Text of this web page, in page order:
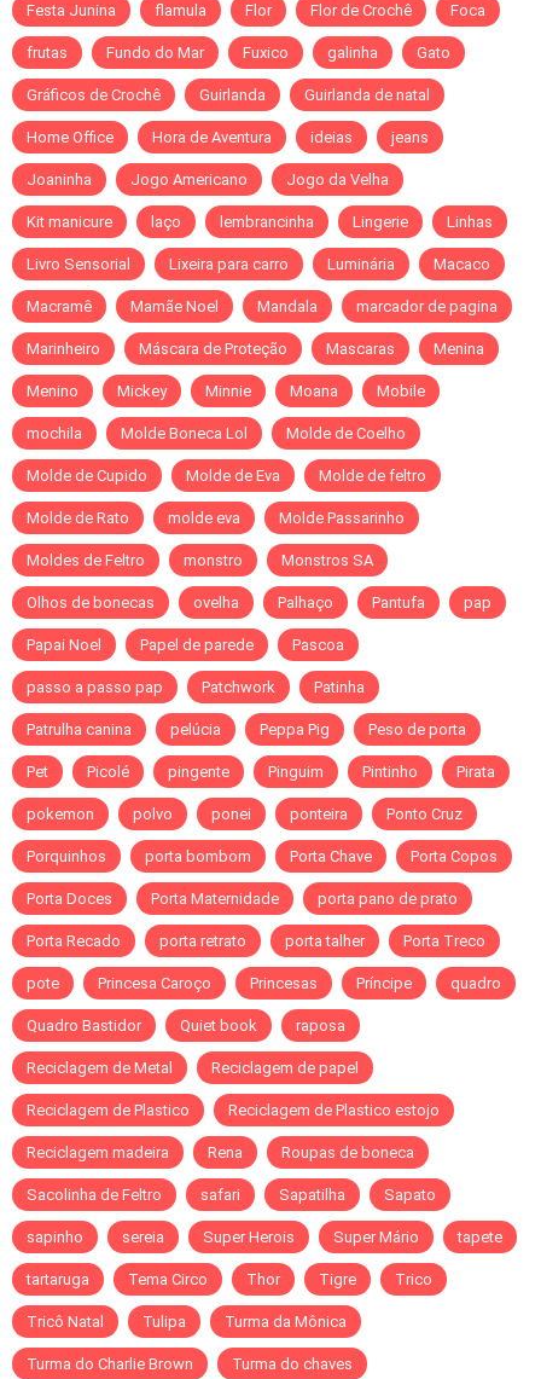
Festa Junina flamula Flor Flor de Crochê Foca
frutas Fundo do Mar Fuxico galinha Gato
Gráficos de Crochê Guirlanda Guirlanda de natal
Home Office Hora de Aventura ideias jeans
Joaninha Jogo Americano Jogo da Velha
Kit manicure laço lembrancinha Lingerie Linhas
Livro Sensorial Lixeira para carro Luminária Macaco
Macramê Mamãe Noel Mandala marcador de pagina
Marinheiro Máscara de Proteção Mascaras Menina
Menino Mickey Minnie Moana Mobile
mochila Molde Boneca Lol Molde de Coelho
Molde de Cupido Molde de Eva Molde de feltro
Molde de Rato molde eva Molde Passarinho
Moldes de Feltro monstro Monstros SA
Olhos de bonecas ovelha Palhaço Pantufa pap
Papai Noel Papel de parede Pascoa
passo a passo pap Patchwork Patinha
Patrulha canina pelúcia Peppa Pig Peso de porta
Pet Picolé pingente Pinguim Pintinho Pirata
pokemon polvo ponei ponteira Ponto Cruz
Porquinhos porta bombom Porta Chave Porta Copos
Porta Doces Porta Maternidade porta pano de prato
Porta Recado porta retrato porta talher Porta Treco
pote Princesa Caroço Princesas Príncipe quadro
Quadro Bastidor Quiet book raposa
Reciclagem de Metal Reciclagem de papel
Reciclagem de Plastico Reciclagem de Plastico estojo
Reciclagem madeira Rena Roupas de boneca
Sacolinha de Feltro safari Sapatilha Sapato
sapinho sereia Super Herois Super Mário tapete
tartaruga Tema Circo Thor Tigre Trico
Tricô Natal Tulipa Turma da Mônica
Turma do Charlie Brown Turma do chaves